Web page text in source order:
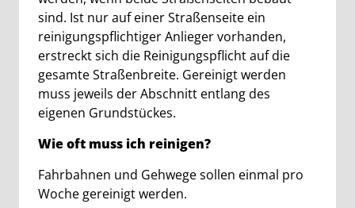
sind. Ist nur auf einer Straßenseite ein
reinigungspflichtiger Anlieger vorhanden,
erstreckt sich die Reinigungspflicht auf die
gesamte Straßenbreite. Gereinigt werden
muss jeweils der Abschnitt entlang des
eigenen Grundstückes.
Wie oft muss ich reinigen?
Fahrbahnen und Gehwege sollen einmal pro
Woche gereinigt werden.